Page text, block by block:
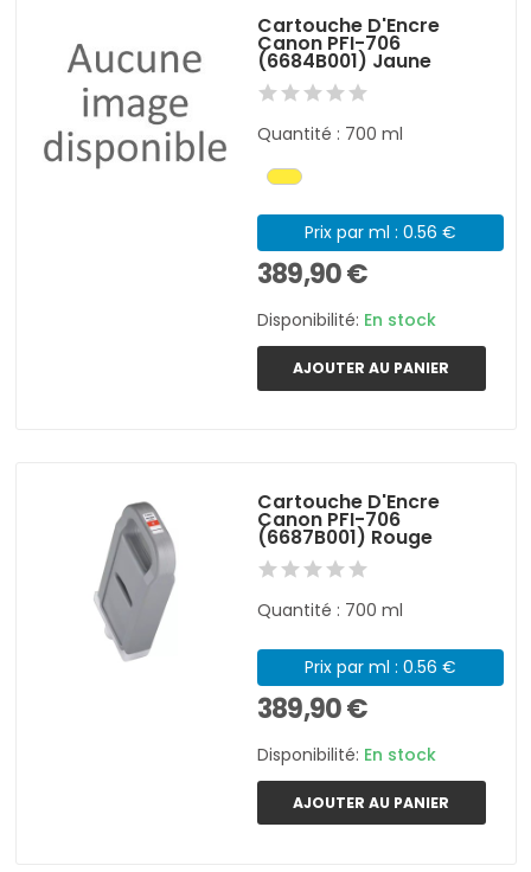
Cartouche D'Encre
Canon PFI-706
(6684B001) Jaune
Quantité : 700 ml
Prix par ml : 0.56 €
389,90 €
Disponibilité: En stock
AJOUTER AU PANIER
Cartouche D'Encre
Canon PFI-706
(6687B001) Rouge
Quantité : 700 ml
Prix par ml : 0.56 €
389,90 €
Disponibilité: En stock
AJOUTER AU PANIER